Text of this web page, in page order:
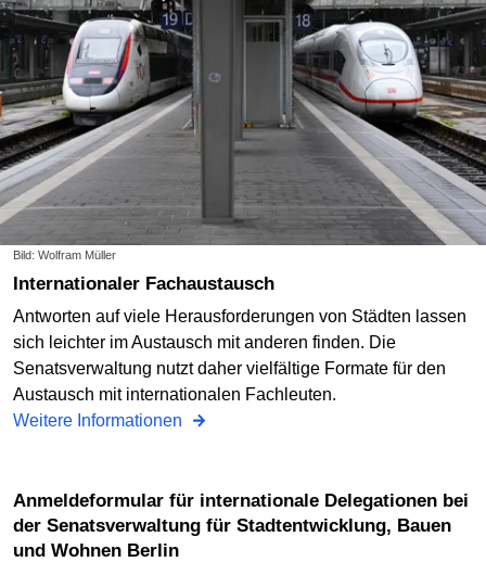
Bild: Wolfram Müller
Internationaler Fachaustausch
Antworten auf viele Herausforderungen von Städten lassen
sich leichter im Austausch mit anderen finden. Die
Senatsverwaltung nutzt daher vielfältige Formate für den
Austausch mit internationalen Fachleuten.
Weitere Informationen
Anmeldeformular für internationale Delegationen bei
der Senatsverwaltung für Stadtentwicklung, Bauen
und Wohnen Berlin